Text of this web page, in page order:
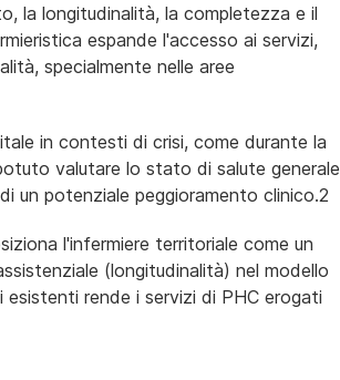
la longitudinalità, la completezza e il
espande l'accesso ai servizi,
specialmente nelle aree
in contesti di crisi, come durante la
valutare lo stato di salute generale
un potenziale peggioramento clinico.2
l'infermiere territoriale come un
(longitudinalità) nel modello
rende i servizi di PHC erogati